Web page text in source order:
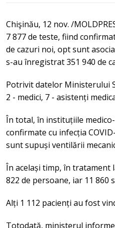
Chişinău, 12 nov. /
7 877 de teste, fiind
de cazuri noi, opt sunt
s-au înregistrat 351 940 de
Potrivit datelor Ministerului
2 - medici, 7 - asistenți
În total, în instituțiile
confirmate cu infecția
sunt supuși ventilării
În același timp, în tratament
822 de persoane, iar 11 860
Alți 1 112 pacienți au fost
Totodată, ministerul